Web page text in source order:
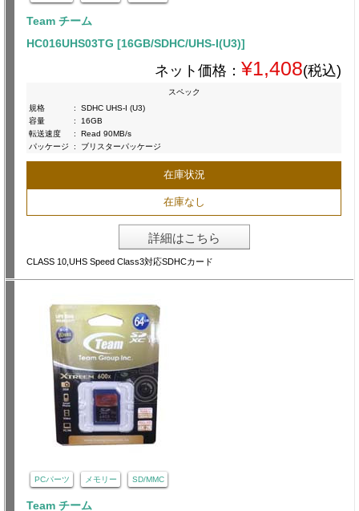
Team チーム
HC016UHS03TG [16GB/SDHC/UHS-I(U3)]
ネット価格： ¥1,408(税込)
スペック
規格
:
SDHC UHS-I (U3)
容量
:
16GB
転送速度
:
Read 90MB/s
パッケージ
: ブリスターパッケージ
在庫状況
在庫なし
詳細はこちら
CLASS 10,UHS Speed Class3対応SDHCカード
PCパーツ メモリー SD/MMC
Team チーム